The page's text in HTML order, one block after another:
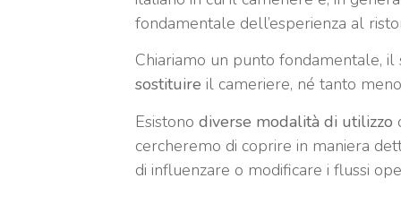
fondamentale dell’esperienza al
Chiariamo un punto fondamentale,
sostituire il cameriere, né tanto
Esistono diverse modalità di utilizzo
cercheremo di coprire in maniera
di influenzare o modificare i flussi